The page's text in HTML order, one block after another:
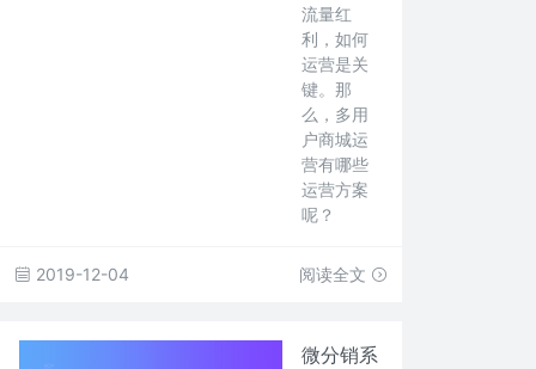
流量红
利，如何
运营是关
键。那
么，多用
户商城运
营有哪些
运营方案
呢？
2019-12-04 阅读全文
微分销系